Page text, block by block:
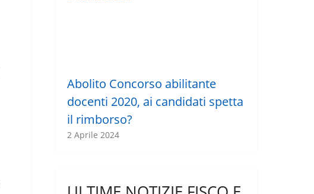
Abolito Concorso abilitante
docenti 2020, ai candidati spetta
il rimborso?
2 Aprile 2024